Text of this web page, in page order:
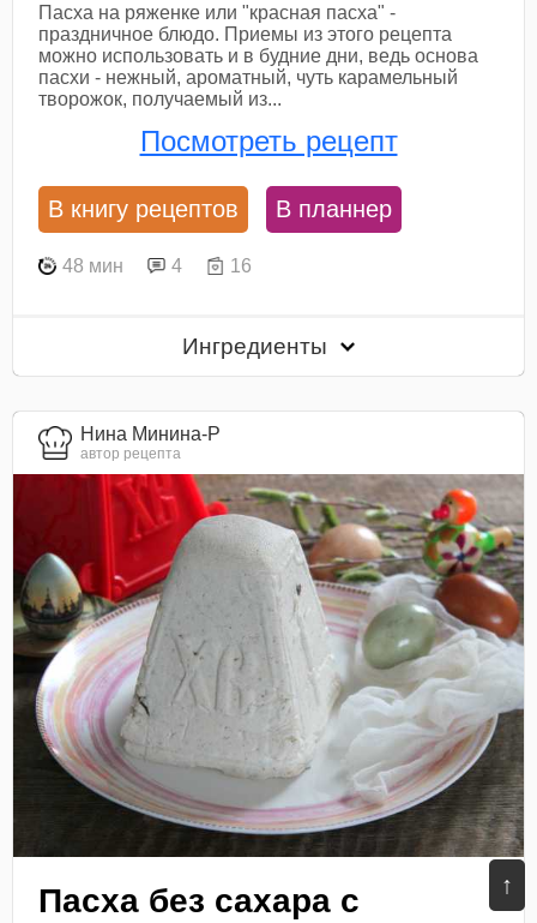
↑
Пасха на ряженке или "красная пасха" -
праздничное блюдо. Приемы из этого рецепта
можно использовать и в будние дни, ведь основа
пасхи - нежный, ароматный, чуть карамельный
творожок, получаемый из...
Посмотреть рецепт
В книгу рецептов В планнер
48 мин 4 16
Ингредиенты
Нина Минина-Р
автор рецепта
Пасха без сахара с